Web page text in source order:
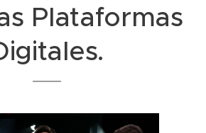
Plataformas